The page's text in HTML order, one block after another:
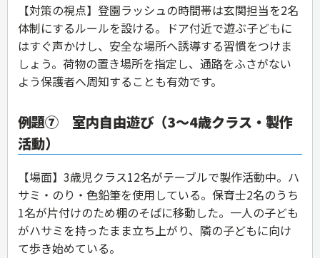
【対策の視点】登園ラッシュの時間帯は玄関担当を2名
体制にするルールを設ける。ドア付近で遊ぶ子どもに
はすぐ声かけし、安全な場所へ誘導する習慣をつけま
しょう。荷物の置き場所を指定し、通路をふさがない
よう保護者へ周知することも有効です。
例題⑦ 室内自由遊び（3〜4歳クラス・製作
活動）
【場面】3歳児クラス12名がテーブルで製作活動中。ハ
サミ・のり・色鉛筆を使用している。保育士2名のうち
1名が片付けのため棚のそばに移動した。一人の子ども
がハサミを持ったまま立ち上がり、隣の子どもに向け
て歩き始めている。